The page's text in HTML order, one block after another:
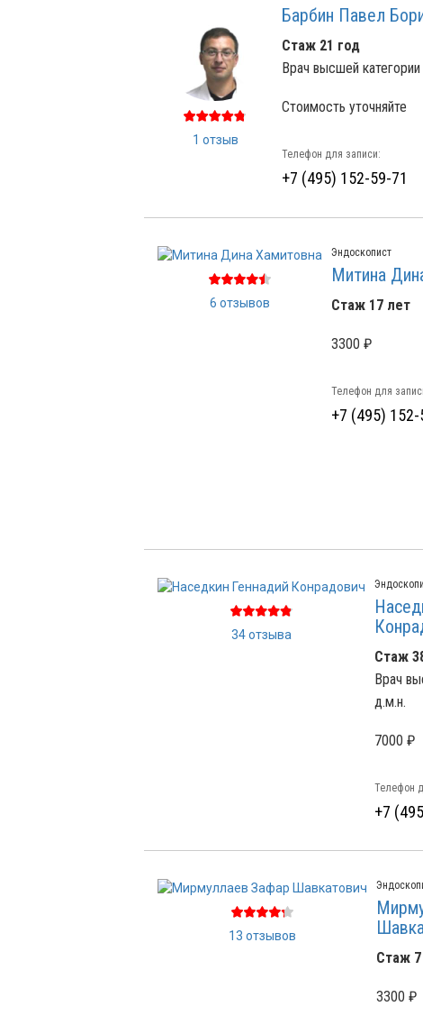
1 отзыв
Барбин Павел
Стаж 21 год
Врач высшей категории
Стоимость уточняйте
Телефон для записи:
+7 (495) 152-59-71
6 отзывов
Эндоскопист
Митина
Стаж 17 лет
3300 ₽
Телефон для
+7 (495) 152-
34 отзыва
Стаж
Врач
д.м.н.
7000 ₽
Телефон
+7
13 отзывов
Стаж
3300 ₽